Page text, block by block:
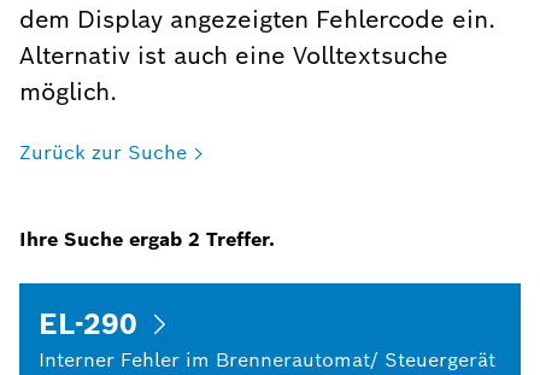
dem Display angezeigten Fehlercode ein.
Alternativ ist auch eine Volltextsuche
möglich.
Zurück zur Suche
Ihre Suche ergab 2 Treffer.
EL-290
Interner Fehler im Brennerautomat/ Steuergerät